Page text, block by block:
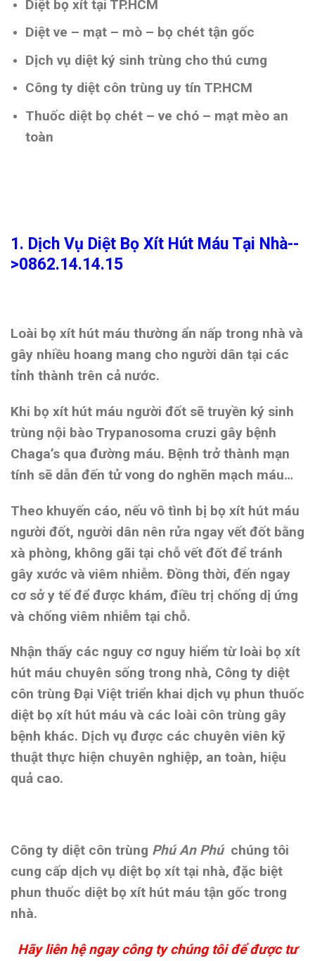
Diệt bọ xít tại TP.HCM
Diệt ve – mạt – mò – bọ chét tận gốc
Dịch vụ diệt ký sinh trùng cho thú cưng
Công ty diệt côn trùng uy tín TP.HCM
Thuốc diệt bọ chét – ve chó – mạt mèo an
toàn
1. Dịch Vụ Diệt Bọ Xít Hút Máu Tại Nhà--
>0862.14.14.15
Loài bọ xít hút máu thường ẩn nấp trong nhà và
gây nhiều hoang mang cho người dân tại các
tỉnh thành trên cả nước.
Khi bọ xít hút máu người đốt sẽ truyền ký sinh
trùng nội bào Trypanosoma cruzi gây bệnh
Chaga’s qua đường máu. Bệnh trở thành mạn
tính sẽ dẫn đến tử vong do nghẽn mạch máu…
Theo khuyến cáo, nếu vô tình bị bọ xít hút máu
người đốt, người dân nên rửa ngay vết đốt bằng
xà phòng, không gãi tại chỗ vết đốt để tránh
gây xước và viêm nhiễm. Đồng thời, đến ngay
cơ sở y tế để được khám, điều trị chống dị ứng
và chống viêm nhiễm tại chỗ.
Nhận thấy các nguy cơ nguy hiểm từ loài bọ xít
hút máu chuyên sống trong nhà, Công ty diệt
côn trùng Đại Việt triển khai dịch vụ phun thuốc
diệt bọ xít hút máu và các loài côn trùng gây
bệnh khác. Dịch vụ được các chuyên viên kỹ
thuật thực hiện chuyên nghiệp, an toàn, hiệu
quả cao.
Công ty diệt côn trùng Phú An Phúchúng tôi
cung cấp dịch vụ diệt bọ xít tại nhà, đặc biệt
phun thuốc diệt bọ xít hút máu tận gốc trong
nhà.
Hãy liên hệ ngay công ty chúng tôi để được tư